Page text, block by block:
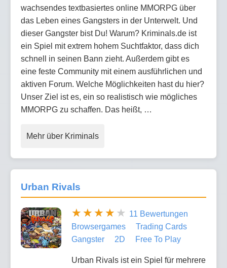
wachsendes textbasiertes online MMORPG über
das Leben eines Gangsters in der Unterwelt. Und
dieser Gangster bist Du! Warum? Kriminals.de ist
ein Spiel mit extrem hohem Suchtfaktor, dass dich
schnell in seinen Bann zieht. Außerdem gibt es
eine feste Community mit einem ausführlichen und
aktiven Forum. Welche Möglichkeiten hast du hier?
Unser Ziel ist es, ein so realistisch wie mögliches
MMORPG zu schaffen. Das heißt, …
Mehr über Kriminals
Urban Rivals
11 Bewertungen
Browsergames
Trading Cards
Gangster
2D Free To Play
Urban Rivals ist ein Spiel für mehrere